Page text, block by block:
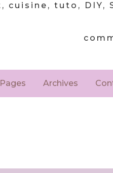
cuisine, tuto, DIY,
Pages Archives